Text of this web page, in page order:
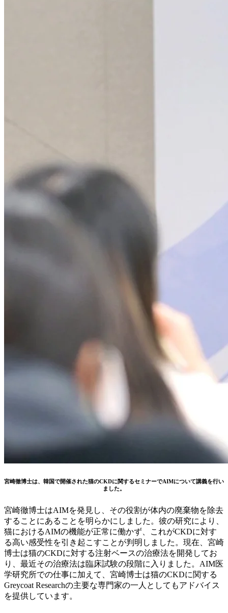
宮崎徹博士は、韓国で開催された猫のCKDに関するセミナーでAIMについて講義を行い
ました。
宮崎徹博士はAIMを発見し、その役割が体内の廃棄物を除去
することにあることを明らかにしました。彼の研究により、
猫におけるAIMの機能が正常に働かず、これがCKDに対す
る高い感受性を引き起こすことが判明しました。現在、宮崎
博士は猫のCKDに対する注射ベースの治療法を開発してお
り、最近その治療法は臨床試験の段階に入りました。AIM医
学研究所での仕事に加えて、宮崎博士は猫のCKDに関する
Greycoat Researchの主要な専門家の一人としてもアドバイス
を提供しています。